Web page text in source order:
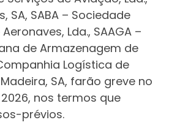
SA, SABA – Sociedade
Lda., SAAGA –
de Armazenagem de
Logística de
SA, farão greve no
nos termos que
prévios.